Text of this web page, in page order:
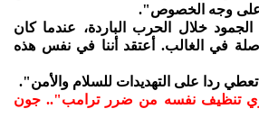
على وجه الخصوص".
خلال الحرب الباردة، عندما كان
في الغالب. أعتقد أننا في نفس هذه
ردا على التهديدات للسلام والأمن".
تنظيف نفسه من ضرر ترامب".. جون